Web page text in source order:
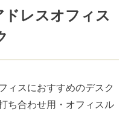
ドレスオフィス
ィスにおすすめのデスク
ち合わせ用・オフィスル